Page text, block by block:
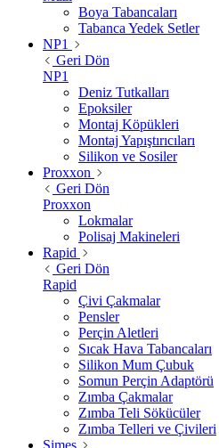
Boya Tabancaları
Tabanca Yedek Setler
NP1
Geri Dön
NP1
Deniz Tutkalları
Epoksiler
Montaj Köpükleri
Montaj Yapıştırıcıları
Silikon ve Sosiler
Proxxon
Geri Dön
Proxxon
Lokmalar
Polisaj Makineleri
Rapid
Geri Dön
Rapid
Çivi Çakmalar
Pensler
Perçin Aletleri
Sıcak Hava Tabancaları
Silikon Mum Çubuk
Somun Perçin Adaptörü
Zımba Çakmalar
Zımba Teli Sökücüler
Zımba Telleri ve Çivileri
Simes